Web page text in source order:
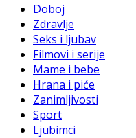
Doboj
Zdravlje
Seks i ljubav
Filmovi i serije
Mame i bebe
Hrana i piće
Zanimljivosti
Sport
Ljubimci